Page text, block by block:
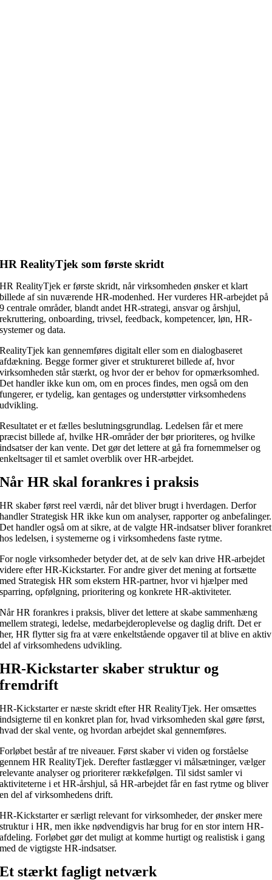
HR RealityTjek som første skridt
HR RealityTjek er første skridt, når virksomheden ønsker et klart
billede af sin nuværende HR-modenhed. Her vurderes HR-arbejdet på
9 centrale områder, blandt andet HR-strategi, ansvar og årshjul,
rekruttering, onboarding, trivsel, feedback, kompetencer, løn, HR-
systemer og data.
RealityTjek kan gennemføres digitalt eller som en dialogbaseret
afdækning. Begge former giver et struktureret billede af, hvor
virksomheden står stærkt, og hvor der er behov for opmærksomhed.
Det handler ikke kun om, om en proces findes, men også om den
fungerer, er tydelig, kan gentages og understøtter virksomhedens
udvikling.
Resultatet er et fælles beslutningsgrundlag. Ledelsen får et mere
præcist billede af, hvilke HR-områder der bør prioriteres, og hvilke
indsatser der kan vente. Det gør det lettere at gå fra fornemmelser og
enkeltsager til et samlet overblik over HR-arbejdet.
Når HR skal forankres i praksis
HR skaber først reel værdi, når det bliver brugt i hverdagen. Derfor
handler Strategisk HR ikke kun om analyser, rapporter og anbefalinger.
Det handler også om at sikre, at de valgte HR-indsatser bliver forankret
hos ledelsen, i systemerne og i virksomhedens faste rytme.
For nogle virksomheder betyder det, at de selv kan drive HR-arbejdet
videre efter HR-Kickstarter. For andre giver det mening at fortsætte
med Strategisk HR som ekstern HR-partner, hvor vi hjælper med
sparring, opfølgning, prioritering og konkrete HR-aktiviteter.
Når HR forankres i praksis, bliver det lettere at skabe sammenhæng
mellem strategi, ledelse, medarbejderoplevelse og daglig drift. Det er
her, HR flytter sig fra at være enkeltstående opgaver til at blive en aktiv
del af virksomhedens udvikling.
HR-Kickstarter skaber struktur og
fremdrift
HR-Kickstarter er næste skridt efter HR RealityTjek. Her omsættes
indsigterne til en konkret plan for, hvad virksomheden skal gøre først,
hvad der skal vente, og hvordan arbejdet skal gennemføres.
Forløbet består af tre niveauer. Først skaber vi viden og forståelse
gennem HR RealityTjek. Derefter fastlægger vi målsætninger, vælger
relevante analyser og prioriterer rækkefølgen. Til sidst samler vi
aktiviteterne i et HR-årshjul, så HR-arbejdet får en fast rytme og bliver
en del af virksomhedens drift.
HR-Kickstarter er særligt relevant for virksomheder, der ønsker mere
struktur i HR, men ikke nødvendigvis har brug for en stor intern HR-
afdeling. Forløbet gør det muligt at komme hurtigt og realistisk i gang
med de vigtigste HR-indsatser.
Et stærkt fagligt netværk